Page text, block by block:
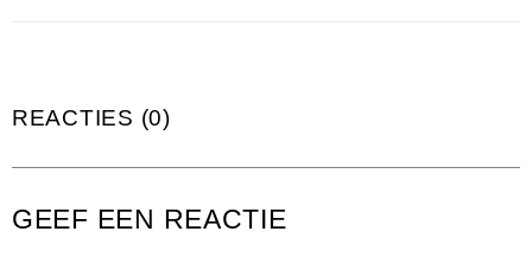
REACTIES (0)
GEEF EEN REACTIE